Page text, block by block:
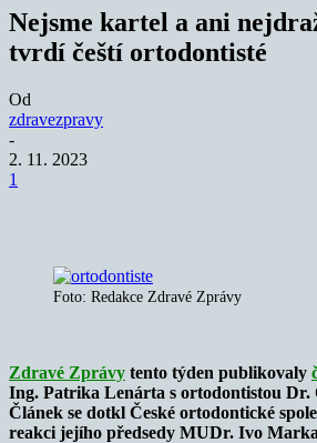
Nejsme kartel a ani
tvrdí čeští ortodontisté
Od
zdravezpravy
-
2. 11. 2023
1
Foto: Redakce Zdravé Zprávy
Zdravé Zprávy tento týden publikovaly
Ing. Patrika Lenárta s ortodontistou Dr.
Článek se dotkl České ortodontické
reakci jejího předsedy MUDr. Ivo